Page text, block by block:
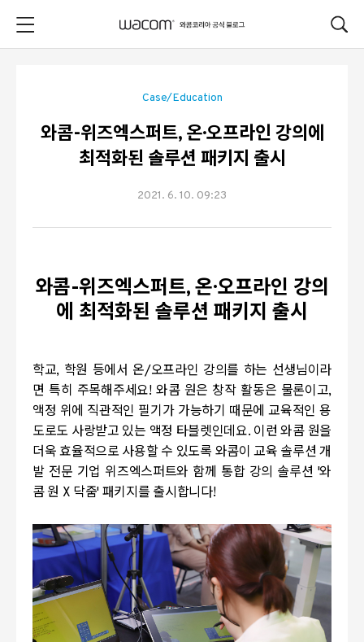
Case/Education
와콤-위즈엑스퍼트, 온·오프라인 강의에
최적화된 솔루션 패키지 출시
2021. 6. 10. 09:23
와콤-위즈엑스퍼트, 온·오프라인 강의
에 최적화된 솔루션 패키지 출시
학교, 학원 등에서 온/오프라인 강의를 하는 선생님이라
면 특히 주목해주세요! 와콤 원은 창작 활동은 물론이고,
액정 위에 직관적인 필기가 가능하기 때문에 교육적인 용
도로도 사랑받고 있는 액정 타블렛인데요. 이런 와콤 원을
더욱 효율적으로 사용할 수 있도록 와콤이 교육 솔루션 개
발 전문 기업 위즈엑스퍼트와 함께 통합 강의 솔루션 '와
콤 원 X 닥줌' 패키지를 출시합니다!